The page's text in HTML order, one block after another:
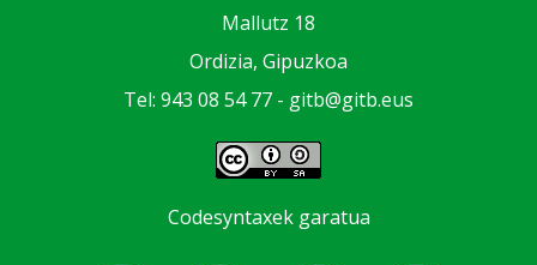
Mallutz 18
Ordizia, Gipuzkoa
Tel: 943 08 54 77 - gitb@gitb.eus
Codesyntaxek garatua